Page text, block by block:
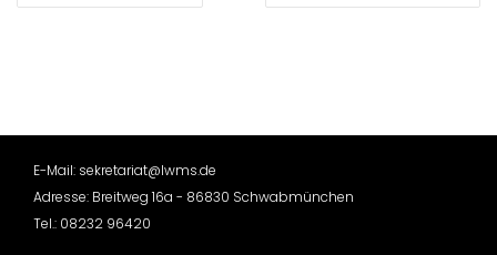
post:
post:
E-Mail: sekretariat@lwms.de
Adresse: Breitweg 16a - 86830 Schwabmünchen
Tel.: 08232 96420